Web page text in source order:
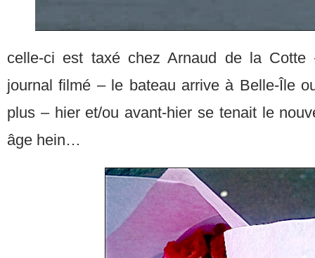
celle-ci est taxé chez Arnaud de la
journal filmé – le bateau arrive à Belle-Île
plus – hier et/ou avant-hier se tenait le
âge hein…